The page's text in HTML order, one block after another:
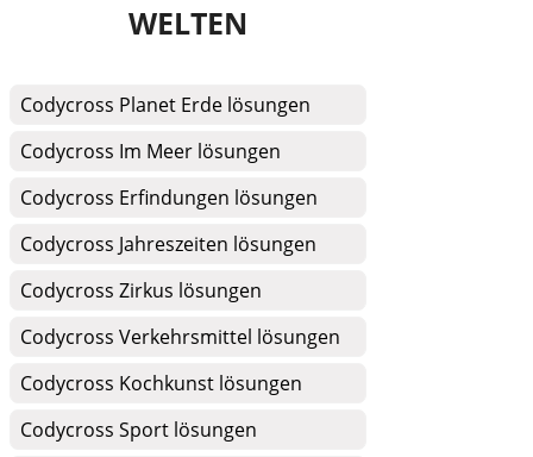
WELTEN
Codycross Planet Erde lösungen
Codycross Im Meer lösungen
Codycross Erfindungen lösungen
Codycross Jahreszeiten lösungen
Codycross Zirkus lösungen
Codycross Verkehrsmittel lösungen
Codycross Kochkunst lösungen
Codycross Sport lösungen